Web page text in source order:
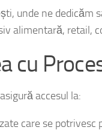
alimentară, retail,
procesului de